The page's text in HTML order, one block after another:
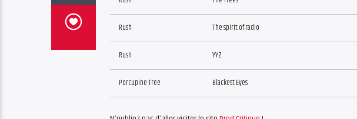
Rush The spirit of radio
Rush YYZ
Porcupine Tree Blackest Eyes